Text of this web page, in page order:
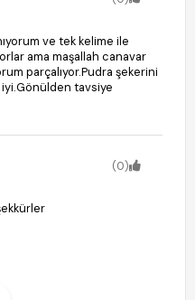
ve tek kelime ile
ama maşallah canavar
parçalıyor.Pudra şekerini
tavsiye
(0)